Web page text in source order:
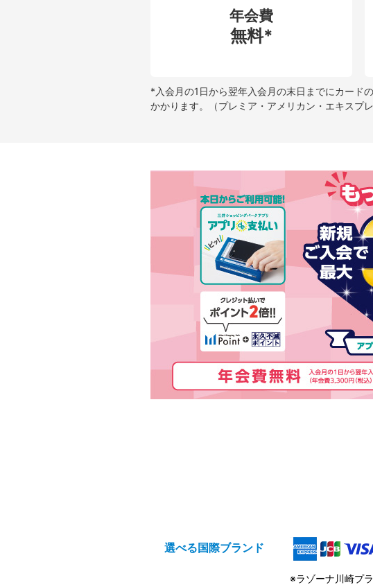
年会費
無料*
*入会月の1日から翌年入会月の末日までにカード
かかります。（プレミア・アメリカン・エキスプ
選べる国際ブランド
※ラゾーナ川崎プ